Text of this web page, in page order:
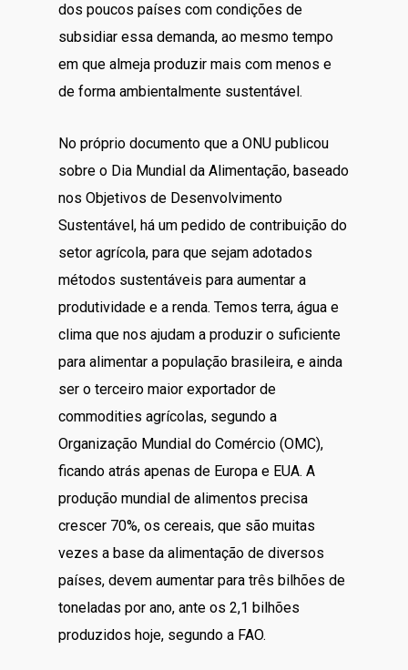
dos poucos países com condições de
subsidiar essa demanda, ao mesmo tempo
em que almeja produzir mais com menos e
de forma ambientalmente sustentável.
No próprio documento que a ONU publicou
sobre o Dia Mundial da Alimentação, baseado
nos Objetivos de Desenvolvimento
Sustentável, há um pedido de contribuição do
setor agrícola, para que sejam adotados
métodos sustentáveis para aumentar a
produtividade e a renda. Temos terra, água e
clima que nos ajudam a produzir o suficiente
para alimentar a população brasileira, e ainda
ser o terceiro maior exportador de
commodities agrícolas, segundo a
Organização Mundial do Comércio (OMC),
ficando atrás apenas de Europa e EUA. A
produção mundial de alimentos precisa
crescer 70%, os cereais, que são muitas
vezes a base da alimentação de diversos
países, devem aumentar para três bilhões de
toneladas por ano, ante os 2,1 bilhões
produzidos hoje, segundo a FAO.